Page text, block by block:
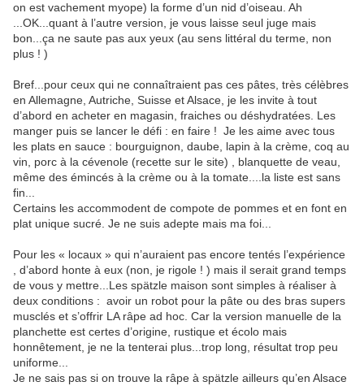
on est vachement myope) la forme d’un nid d’oiseau. Ah
...OK...quant à l’autre version, je vous laisse seul juge mais
bon...ça ne saute pas aux yeux (au sens littéral du terme, non
plus ! )
Bref...pour ceux qui ne connaîtraient pas ces pâtes, très célèbres
en Allemagne, Autriche, Suisse et Alsace, je les invite à tout
d’abord en acheter en magasin, fraiches ou déshydratées. Les
manger puis se lancer le défi : en faire ! Je les aime avec tous
les plats en sauce : bourguignon, daube, lapin à la crème, coq au
vin, porc à la cévenole (recette sur le site) , blanquette de veau,
même des émincés à la crème ou à la tomate....la liste est sans
fin...
Certains les accommodent de compote de pommes et en font en
plat unique sucré. Je ne suis adepte mais ma foi...
Pour les « locaux » qui n’auraient pas encore tentés l’expérience
, d’abord honte à eux (non, je rigole ! ) mais il serait grand temps
de vous y mettre...Les spätzle maison sont simples à réaliser à
deux conditions : avoir un robot pour la pâte ou des bras supers
musclés et s’offrir LA râpe ad hoc. Car la version manuelle de la
planchette est certes d’origine, rustique et écolo mais
honnêtement, je ne la tenterai plus...trop long, résultat trop peu
uniforme...
Je ne sais pas si on trouve la râpe à spätzle ailleurs qu’en Alsace